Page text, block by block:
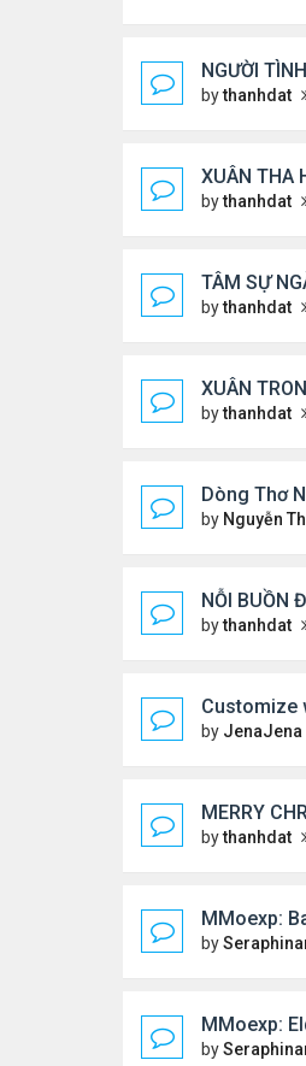
NGƯỜI
bythanhdat
XUÂN THA
bythanhdat
TÂM SỰ
bythanhdat
XUÂN
bythanhdat
Dòng Thơ
by Nguyễn
NỖI BUỒN
bythanhdat
Customize
by JenaJena
MERRY
bythanhdat
MMoexp:
by
MMoexp:
by